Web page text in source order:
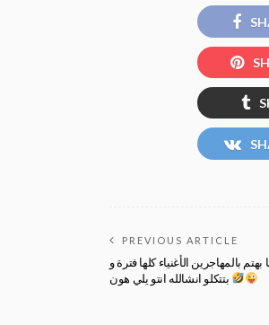
PREVIOUS ARTICLE
بالمهاجرين الأغنياء كلها فترة و